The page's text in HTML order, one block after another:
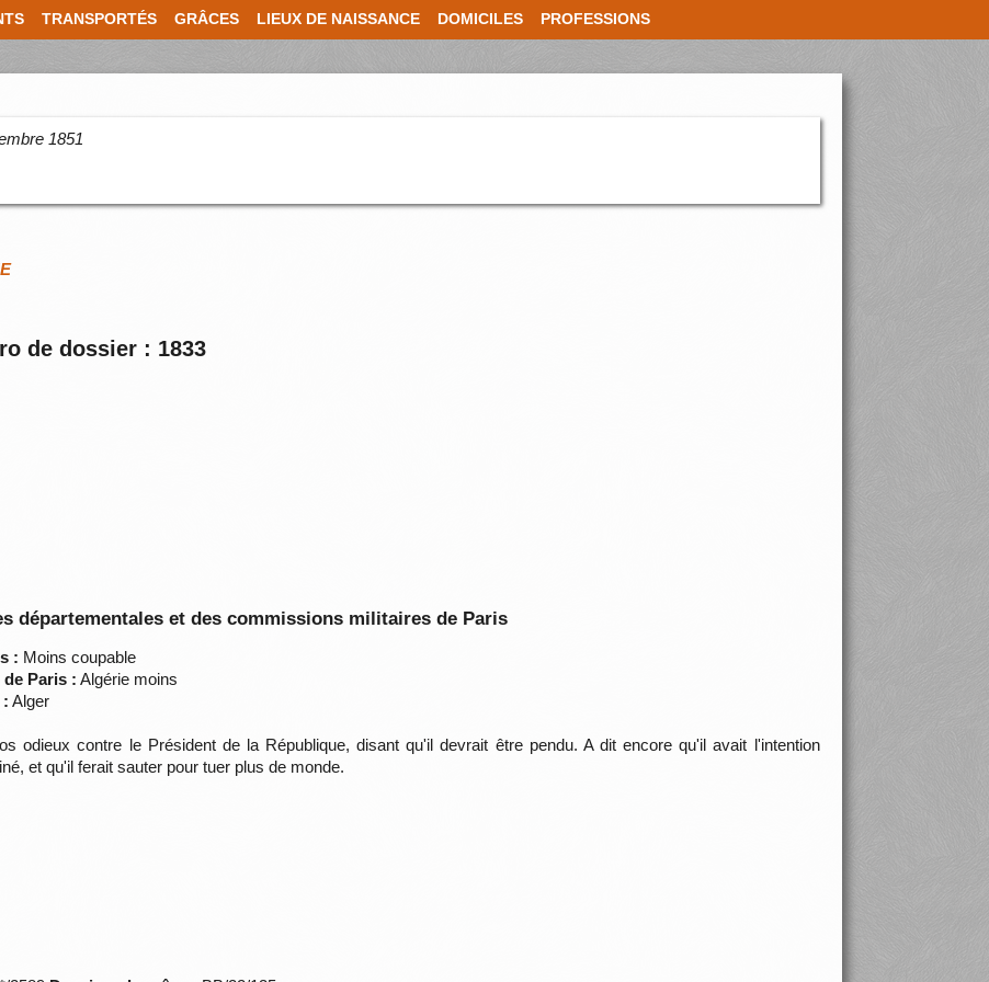
TRANSPORTÉS GRÂCES LIEUX DE NAISSANCE DOMICILES PROFESSIONS
1851
de dossier : 1833
départementales et des commissions militaires de Paris
: Moins coupable
Paris : Algérie moins
: Alger
odieux contre le Président de la République, disant qu'il devrait être pendu. A dit encore qu'il avait l'intention
et qu'il ferait sauter pour tuer plus de monde.